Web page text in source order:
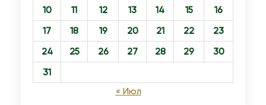
10
11 12 13 14 15
16
17
18 19 20 21 22
23
24
25 26 27 28 29
30
31
« Июл